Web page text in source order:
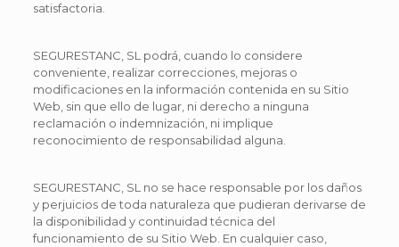
satisfactoria.
SEGURESTANC, SL podrá, cuando lo considere
conveniente, realizar correcciones, mejoras o
modificaciones en la información contenida en su Sitio
Web, sin que ello de lugar, ni derecho a ninguna
reclamación o indemnización, ni implique
reconocimiento de responsabilidad alguna.
SEGURESTANC, SL no se hace responsable por los daños
y perjuicios de toda naturaleza que pudieran derivarse de
la disponibilidad y continuidad técnica del
funcionamiento de su Sitio Web. En cualquier caso,